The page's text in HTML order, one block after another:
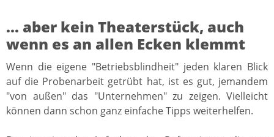
... aber kein Theaterstück, auch
wenn es an allen Ecken klemmt
Wenn die eigene "Betriebsblindheit" jeden klaren Blick
auf die Probenarbeit getrübt hat, ist es gut, jemandem
"von außen" das "Unternehmen" zu zeigen. Vielleicht
können dann schon ganz einfache Tipps weiterhelfen.